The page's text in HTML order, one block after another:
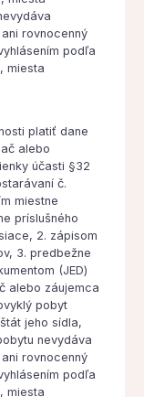
rovnocenný
podľa
miesta
platiť dane
alebo
účasti §32
č.
miestne
príslušného
2. zápisom
3. predbežne
(JED)
alebo záujemca
pobyt
jeho sídla,
nevydáva
rovnocenný
podľa
miesta